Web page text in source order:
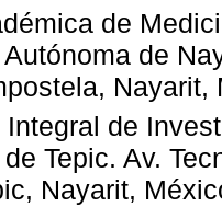
de
de
Nayarit,
Integral de
Tepic. Av.
Nayarit,